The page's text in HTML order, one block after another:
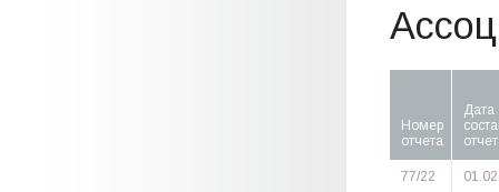
Номер
отчета
Дата
77/22